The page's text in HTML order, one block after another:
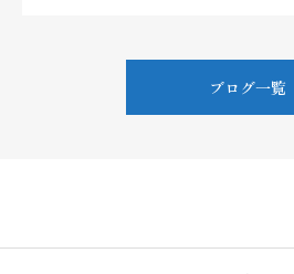
ブログ一覧